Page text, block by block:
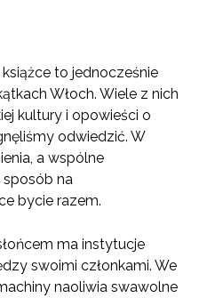
to jednocześnie
Włoch. Wiele z nich
kultury i opowieści o
odwiedzić. W
a wspólne
na
bycie razem.
ma insty­tucje
swoimi członkami. We
naoliwia swawolne